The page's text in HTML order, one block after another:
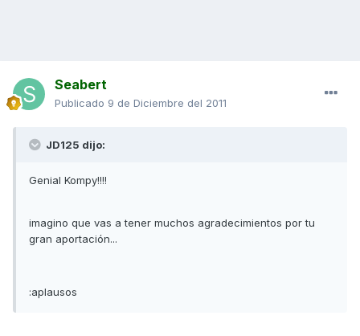
Seabert
Publicado 9 de Diciembre del 2011
JD125 dijo:
Genial Kompy!!!!
imagino que vas a tener muchos agradecimientos por tu
gran aportación...
:aplausos